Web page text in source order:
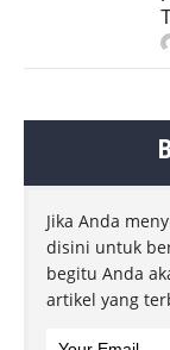
Jika Anda
disini untuk
begitu Anda
artikel yang